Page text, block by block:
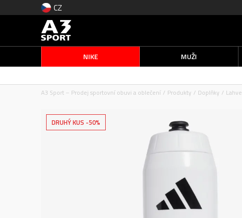
CZ
NIKE MUŽI
A3 Sport – Prodej sportovní obuvi a oblečení
Produkty Doplňky Lahve
DRUHÝ KUS -50%